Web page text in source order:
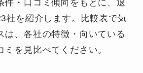
らい
合法
22,000円～
件・口コミ傾向をもとに、退
社を紹介します。比較表で気
は、各社の特徴・向いている
ミを見比べてください。